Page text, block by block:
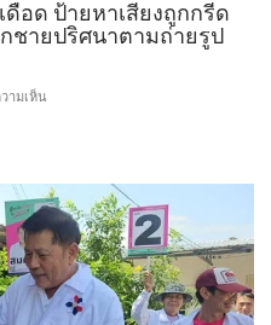
ดือด ป้ายหาเสียงถูกกรีด
ชายปริศนาตามถ่ายรูป
ามเห็น
ตั้ง
บาง
พระ
เดือด
ป้าย